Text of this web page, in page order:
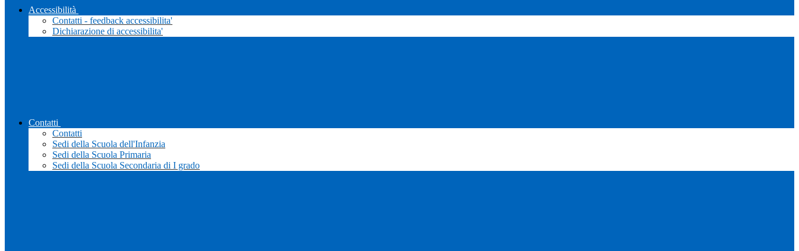
Accessibilità
Contatti - feedback accessibilita'
Dichiarazione di accessibilita'
Contatti
Contatti
Sedi della Scuola dell'Infanzia
Sedi della Scuola Primaria
Sedi della Scuola Secondaria di I grado